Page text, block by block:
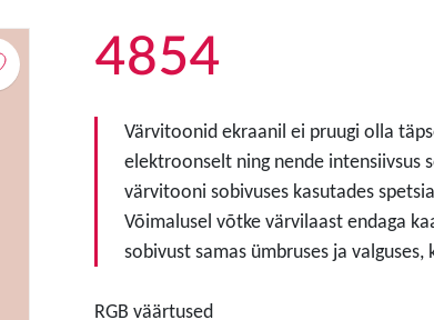
4854
Värvitoonid ekraanil ei pruugi olla
elektroonselt ning nende intensiivsus
värvitooni sobivuses kasutades
Võimalusel võtke värvilaast endaga
sobivust samas ümbruses ja
RGB väärtused